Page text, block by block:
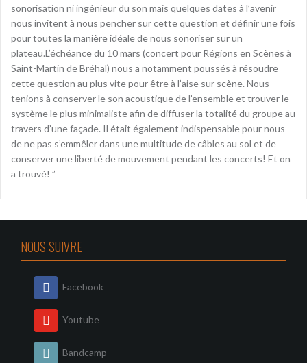
sonorisation ni ingénieur du son mais quelques dates à l’avenir
nous invitent à nous pencher sur cette question et définir une fois
pour toutes la manière idéale de nous sonoriser sur un
plateau.L’échéance du 10 mars (concert pour Régions en Scènes à
Saint-Martin de Bréhal) nous a notamment poussés à résoudre
cette question au plus vite pour être à l’aise sur scène. Nous
tenions à conserver le son acoustique de l’ensemble et trouver le
système le plus minimaliste afin de diffuser la totalité du groupe au
travers d’une façade. Il était également indispensable pour nous
de ne pas s’emmêler dans une multitude de câbles au sol et de
conserver une liberté de mouvement pendant les concerts! Et on
a trouvé! ”
NOUS SUIVRE
Facebook
Youtube
Bandcamp